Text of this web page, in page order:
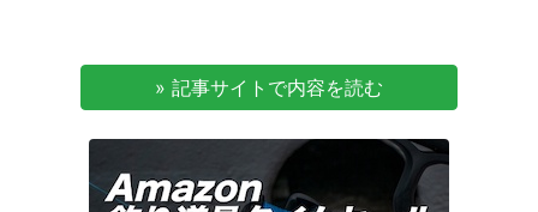
» 記事サイトで内容を読む